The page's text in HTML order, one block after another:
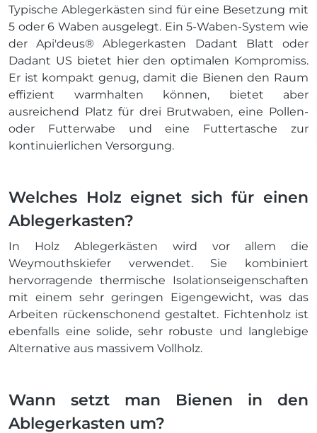
Typische Ablegerkästen sind für eine Besetzung mit
5 oder 6 Waben ausgelegt. Ein 5-Waben-System wie
der Api'deus® Ablegerkasten Dadant Blatt oder
Dadant US bietet hier den optimalen Kompromiss.
Er ist kompakt genug, damit die Bienen den Raum
effizient warmhalten können, bietet aber
ausreichend Platz für drei Brutwaben, eine Pollen-
oder Futterwabe und eine Futtertasche zur
kontinuierlichen Versorgung.
Welches Holz eignet sich für einen
Ablegerkasten?
In Holz Ablegerkästen wird vor allem die
Weymouthskiefer verwendet. Sie kombiniert
hervorragende thermische Isolationseigenschaften
mit einem sehr geringen Eigengewicht, was das
Arbeiten rückenschonend gestaltet. Fichtenholz ist
ebenfalls eine solide, sehr robuste und langlebige
Alternative aus massivem Vollholz.
Wann setzt man Bienen in den
Ablegerkasten um?